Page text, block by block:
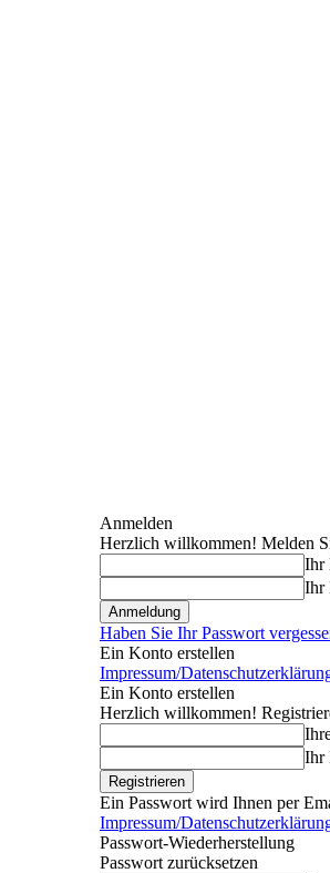
Anmelden
Herzlich willkommen! Melden
Ihr
Ihr
Haben Sie Ihr Passwort
Ein Konto erstellen
Impressum/
Ein Konto erstellen
Herzlich willkommen!
Ihr
Ein Passwort wird Ihnen per
Impressum/
Passwort-Wiederherstellung
Passwort zurücksetzen